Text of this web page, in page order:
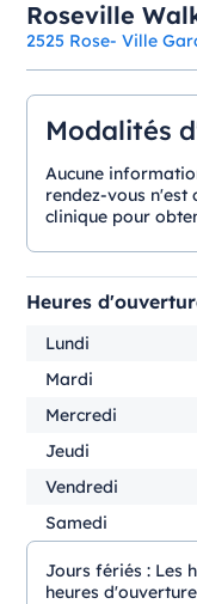
Roseville
2525 Rose- Ville
Modalités
Aucune
rendez-vous n'est
clinique pour
Heures
Lundi
Mardi
Mercredi
Jeudi
Vendredi
Samedi
Jours fériés : Les
heures